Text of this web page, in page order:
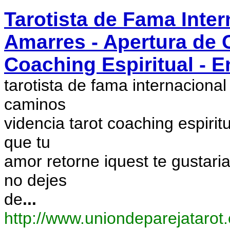
Tarotista de Fama
Amarres - Apertura de
Coaching Espiritual -
tarotista de fama
caminos
videncia tarot coaching
que tu
amor retorne iquest te
no dejes
de...
http://